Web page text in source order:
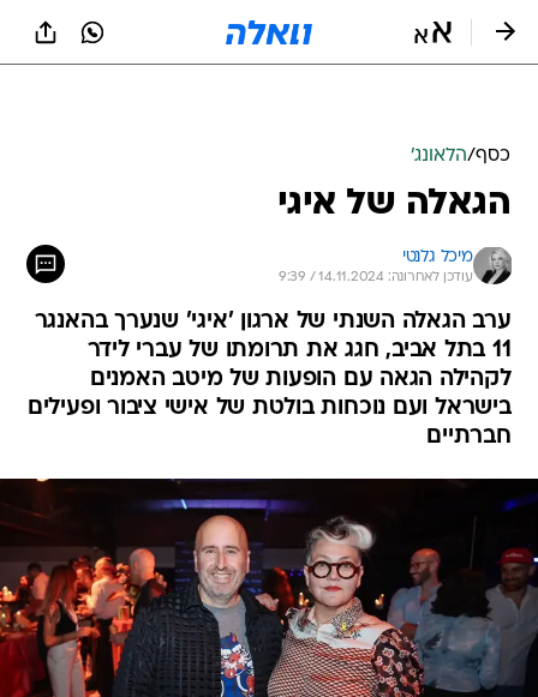
כסף/הלאונג'
הגאלה של איגי
מיכל גלנטי
עודכן לאחרונה: 14.11.2024 / 9:39
ערב הגאלה השנתי של ארגון 'איגי' שנערך בהאנגר
11 בתל אביב, חגג את תרומתו של עברי לידר
לקהילה הגאה עם הופעות של מיטב האמנים
בישראל ועם נוכחות בולטת של אישי ציבור ופעילים
חברתיים